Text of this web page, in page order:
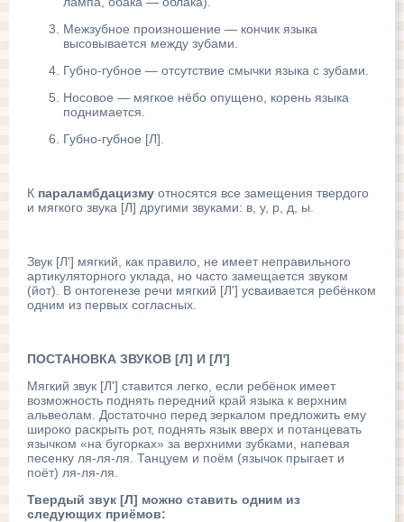
Межзубное произношение — кончик языка
высовывается между зубами.
Губно-губное — отсутствие смычки языка с зубами.
Носовое — мягкое нёбо опущено, корень языка
поднимается.
Губно-губное [Л].
К параламбдацизму относятся все замещения твердого
и мягкого звука [Л] другими зву­ками: в, у, р, д, ы.
Звук [Л'] мягкий, как правило, не имеет неправильного
артикуляторного уклада, но часто замещается звуком
(йот). В онтогенезе речи мягкий [Л'] усваивается ребёнком
одним из первых согласных.
ПОСТАНОВКА ЗВУКОВ [Л] И [Л']
Мягкий звук [Л'] ставится легко, если ребёнок имеет
возможность поднять передний край языка к верхним
альвеолам. Достаточно перед зеркалом предложить ему
широко раскрыть рот, поднять язык вверх и потанцевать
язычком «на бугорках» за верхними зубками, напевая
песенку ля-ля-ля. Танцуем и поём (язычок прыгает и
поёт) ля-ля-ля.
Твердый звук [Л] можно ставить одним из
следующих приёмов: